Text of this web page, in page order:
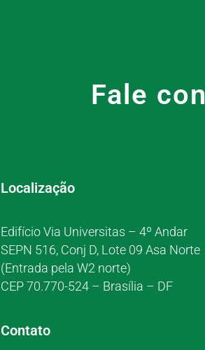
Fale
Localização
Edifício Via Universitas – 4º Andar
SEPN 516, Conj D, Lote 09 Asa Norte
(Entrada pela W2 norte)
CEP 70.770-524 – Brasília – DF
Contato